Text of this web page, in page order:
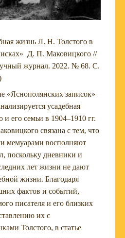
жизнь Л. Н. Толстого в
Д. П. Маковицкого //
журнал. 2022. № 68. С.
«Яснополянских записок»
усадебная
его семьи в 1904–1910 гг.
связана с тем, что
мемуарами восполняют
поскольку дневники и
лет жизни не дают
жизни. Благодаря
фактов и событий,
писателя и его близких
их с
Толстого, в статье